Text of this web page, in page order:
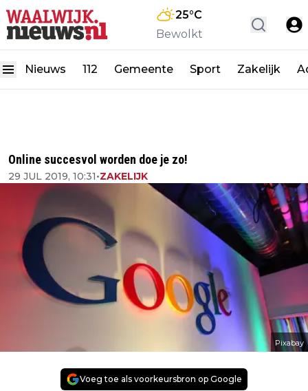
25°C
Bewolkt
Nieuws 112 Gemeente Sport Zakelijk
Online succesvol worden doe je zo!
29 JUL 2019, 10:31•ZAKELIJK
Pixabay
Voeg toe als voorkeursbron op Google